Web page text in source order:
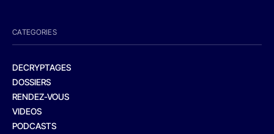
CATEGORIES
DECRYPTAGES
DOSSIERS
RENDEZ-VOUS
VIDEOS
PODCASTS